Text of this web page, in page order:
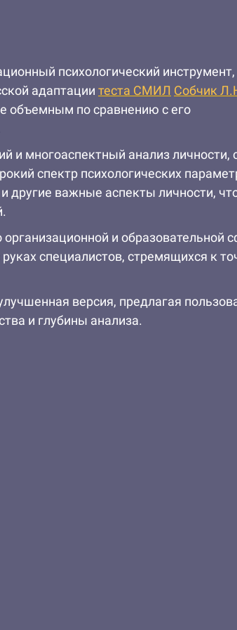
психологический инструмент,
адаптации теста СМИЛ Собчик
объемным по сравнению с его
и многоаспектный анализ личности,
спектр психологических
другие важные аспекты личности,
и образовательной
специалистов, стремящихся к
версия, предлагая
и глубины анализа.